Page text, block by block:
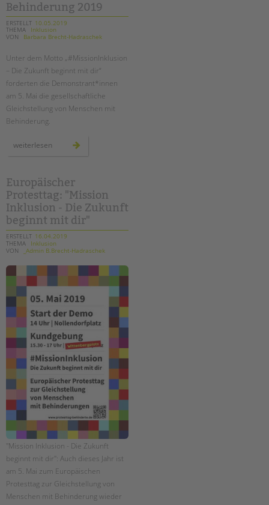
Behinderung 2019
ERSTELLT 10.05.2019
THEMA
Inklusion
VON
Barbara Brecht-Hadraschek
Unter dem Motto „#MissionInklusion
– Die Zukunft beginnt mit dir“
forderten die Demonstrant*innen
am 5. Mai die gesellschaftliche
Gleichstellung von Menschen mit
Behinderung.
weiterlesen europäischer
protesttag
menschen
mit
behinderung
2019
Europäischer
Protesttag: "Mission
Inklusion - Die Zukunft
beginnt mit dir"
ERSTELLT 16.04.2019
THEMA
Inklusion
VON
_Admin B.Brecht-Hadraschek
"Mission Inklusion - Die Zukunft
beginnt mit dir": Auch dieses Jahr ist
am 5. Mai zum Europäischen
Protesttag zur Gleichstellung von
Menschen mit Behinderung wieder